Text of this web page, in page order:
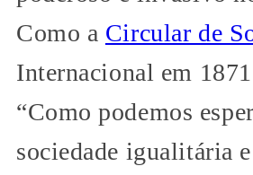
Como a Circular de
Internacional em
“Como podemos
sociedade igualitária